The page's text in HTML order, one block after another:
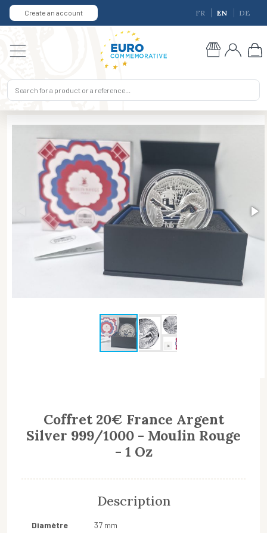
Create an account FR EN DE
Coffret 20€ France Argent
Silver 999/1000 - Moulin Rouge
- 1 Oz
Description
Diamètre
37 mm